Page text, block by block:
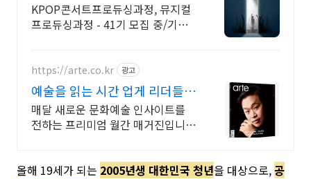
KPOP콘서트프로듀싱과정, 뮤지컬
프로듀싱과정 - 41기 모집 중/기획
SPARK가 책임집니다
https://arte.co.kr 광고
예술을 읽는 시간 업게 리더들이
선택한 매거진
매달 새로운 문화예술 인사이트를
전하는 프리미엄 월간 매거진입니
올해 19세가 되는 2005년생 대한민국 청년을 대상으로, 공